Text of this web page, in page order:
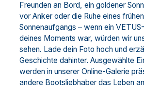
Freunden an Bord, ein goldener
vor Anker oder die Ruhe eines frühen
Sonnenaufgangs – wenn ein
deines Moments war, würden wir
sehen. Lade dein Foto hoch und
Geschichte dahinter. Ausgewählte
werden in unserer Online-Galerie
andere Bootsliebhaber das Leben